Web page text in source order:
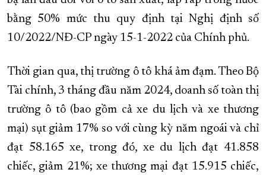
bằng 50% mức thu quy định tại Nghị định số
10/2022/NĐ-CP ngày 15-1-2022 của Chính phủ.
Thời gian qua, thị trường ô tô khá ảm đạm. Theo Bộ
Tài chính, 3 tháng đầu năm 2024, doanh số toàn thị
trường ô tô (bao gồm cả xe du lịch và xe thương
mại) sụt giảm 17% so với cùng kỳ năm ngoái và chỉ
đạt 58.165 xe, trong đó, xe du lịch đạt 41.858
chiếc, giảm 21%; xe thương mại đạt 15.915 chiếc,